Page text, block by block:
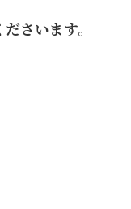
さいます。